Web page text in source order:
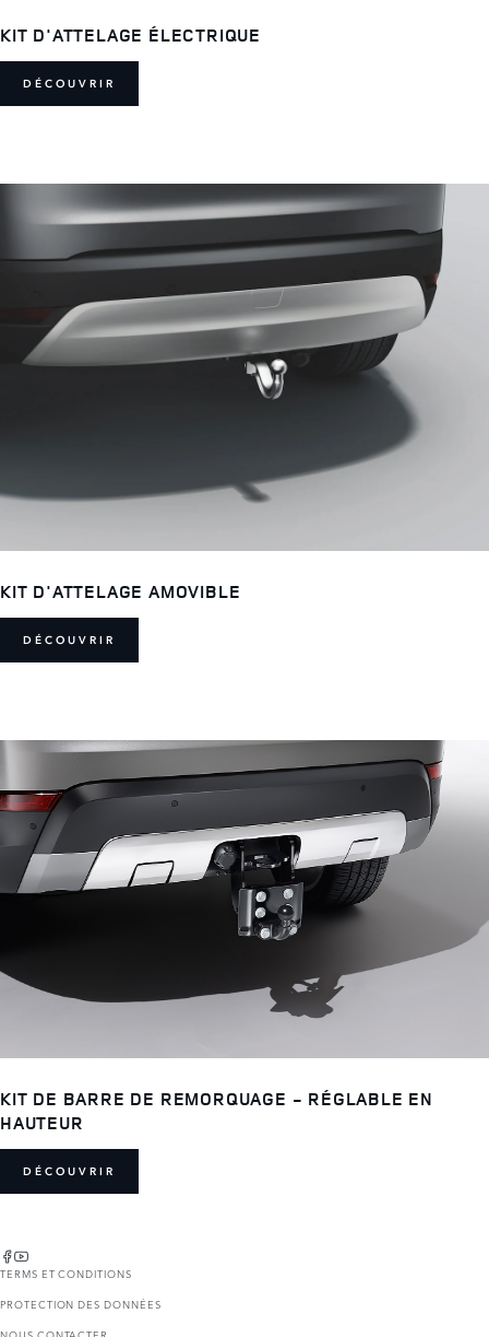
KIT D'ATTELAGE ÉLECTRIQUE
DÉCOUVRIR
KIT D'ATTELAGE AMOVIBLE
DÉCOUVRIR
KIT DE BARRE DE REMORQUAGE - RÉGLABLE EN
HAUTEUR
DÉCOUVRIR
TERMS ET CONDITIONS
PROTECTION DES DONNÉES